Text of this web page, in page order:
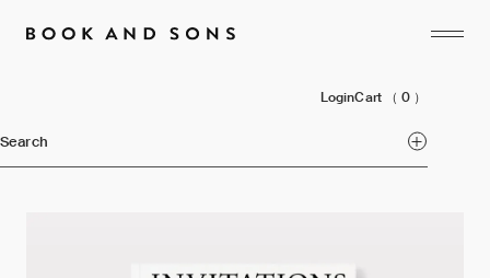
LoginCart （ 0 ）
Search